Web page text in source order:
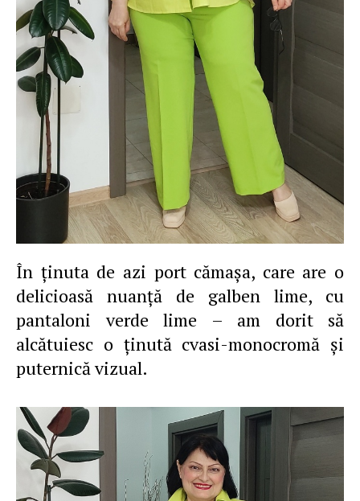
În ţinuta de azi port cămaşa, care are o
delicioasă nuanţă de galben lime, cu
pantaloni verde lime – am dorit să
alcătuiesc o ţinută cvasi-monocromă şi
puternică vizual.